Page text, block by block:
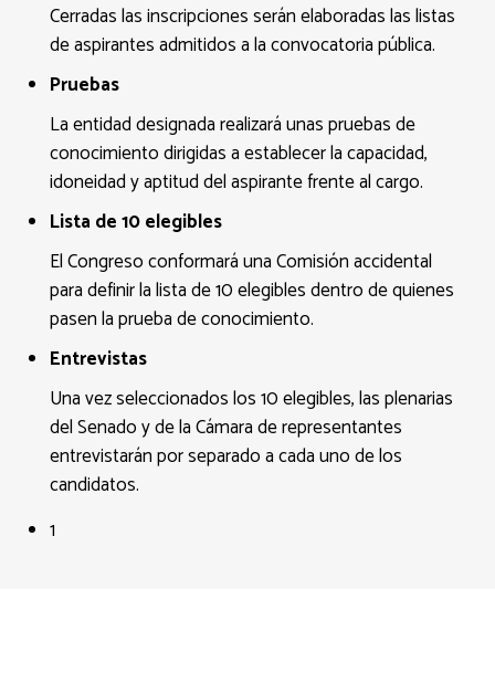
Cerradas las inscripciones serán elaboradas las listas
de aspirantes admitidos a la convocatoria pública.
Pruebas
La entidad designada realizará unas pruebas de
conocimiento dirigidas a establecer la capacidad,
idoneidad y aptitud del aspirante frente al cargo.
Lista de 10 elegibles
El Congreso conformará una Comisión accidental
para definir la lista de 10 elegibles dentro de quienes
pasen la prueba de conocimiento.
Entrevistas
Una vez seleccionados los 10 elegibles, las plenarias
del Senado y de la Cámara de representantes
entrevistarán por separado a cada uno de los
candidatos.
1